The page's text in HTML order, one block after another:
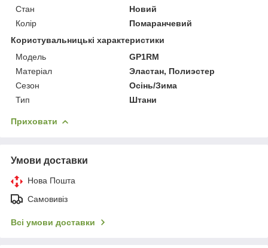
Стан
Новий
Колір
Помаранчевий
Користувальницькі характеристики
Мoдель
GP1RM
Матеріал
Эластан, Полиэстер
Сезон
Осінь/Зима
Тип
Штани
Приховати
Умови доставки
Нова Пошта
Самовивіз
Всі умови доставки